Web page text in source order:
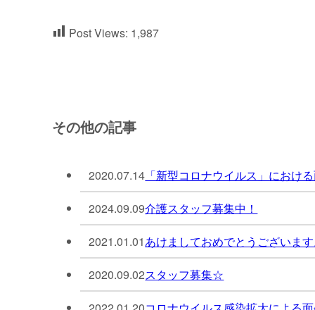
Post Views: 1,987
その他の記事
2020.07.14 「新型コロナウイルス」におけ
2024.09.09介護スタッフ募集中！
2021.01.01あけましておめでとうございま
2020.09.02スタッフ募集☆